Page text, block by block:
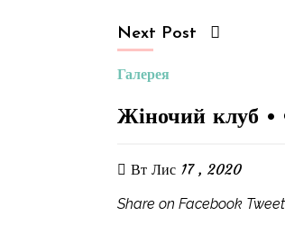
Next Post
Галерея
Жіночий клуб •
Вт Лис 17 , 2020
Share on Facebook